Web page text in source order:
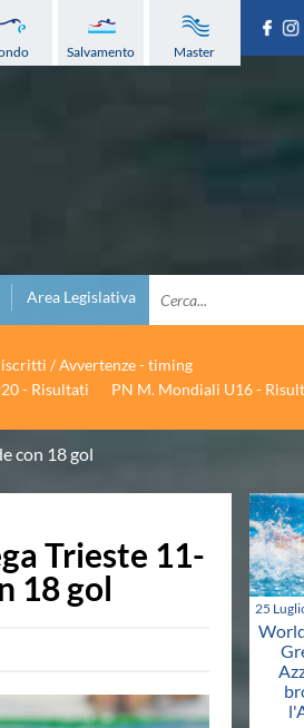
Salvamento Master
Area Legislativa
/ Avvertenze - timing
- Risultati
PN M. Mondiali U16 -
con 18 gol
Trieste 11-
18 gol
25